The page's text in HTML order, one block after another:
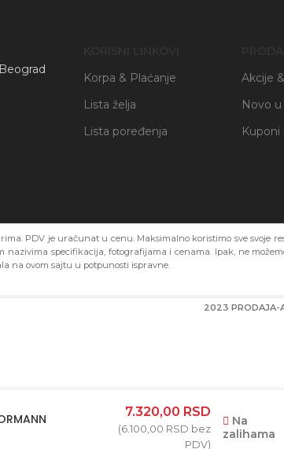
Korpa & Plaćanje
Lista želja
Lista poređenja
Akcije
Novo
Kuponi
PDV je uračunat u cenu. Maksimalno koristimo sve svoje
specifikacija, fotografijama i cenama. Ipak, ne
na ovom sajtu u potpunosti ispravne.
2023 PRODAJA-
7.320,00 RSD
(6.100,00 RSD bez
PDV)
Na
zalihama